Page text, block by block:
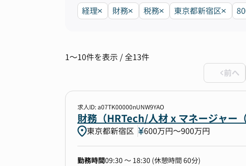
経理 財務 税務 東京都新宿区
1〜10件を表示 / 全13件
前へ
求人ID: a07TK00000nUNW9YAO
財務（HRTech/人材 x マネージャー
東京都新宿区 600万円〜900万円
勤務時間09:30 〜 18:30 (休憩時間 60分)